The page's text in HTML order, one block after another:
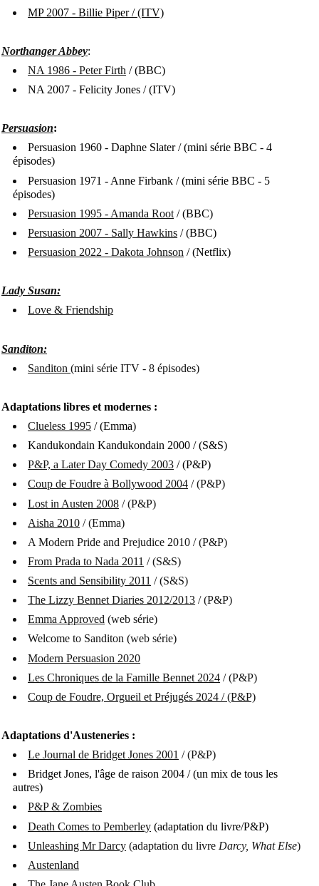
MP 2007 - Billie Piper / (ITV)
Northanger Abbey:
NA 1986 - Peter Firth / (BBC)
NA 2007 - Felicity Jones / (ITV)
Persuasion:
Persuasion 1960 - Daphne Slater / (mini série BBC - 4
épisodes)
Persuasion 1971 - Anne Firbank / (mini série BBC - 5
épisodes)
Persuasion 1995 - Amanda Root / (BBC)
Persuasion 2007 - Sally Hawkins / (BBC)
Persuasion 2022 - Dakota Johnson / (Netflix)
Lady Susan:
Love & Friendship
Sanditon:
Sanditon(mini série ITV - 8 épisodes)
Adaptations libres et modernes :
Clueless 1995 / (Emma)
Kandukondain Kandukondain 2000 / (S&S)
P&P, a Later Day Comedy 2003 / (P&P)
Coup de Foudre à Bollywood 2004 / (P&P)
Lost in Austen 2008 / (P&P)
Aisha 2010 / (Emma)
A Modern Pride and Prejudice 2010 / (P&P)
From Prada to Nada 2011 / (S&S)
Scents and Sensibility 2011 / (S&S)
The Lizzy Bennet Diaries 2012/2013 / (P&P)
Emma Approved (web série)
Welcome to Sanditon (web série)
Modern Persuasion 2020
Les Chroniques de la Famille Bennet 2024 / (P&P)
Coup de Foudre, Orgueil et Préjugés 2024 / (P&P)
Adaptations d'Austeneries :
Le Journal de Bridget Jones 2001 / (P&P)
Bridget Jones, l'âge de raison 2004 / (un mix de tous les
autres)
P&P & Zombies
Death Comes to Pemberley (adaptation du livre/P&P)
Unleashing Mr Darcy (adaptation du livre Darcy, What Else)
Austenland